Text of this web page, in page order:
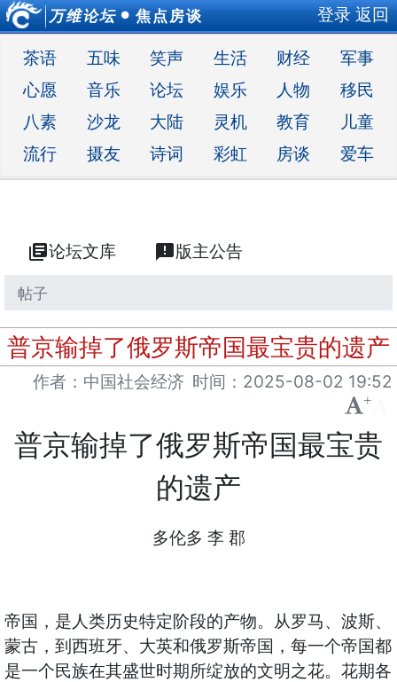
万维论坛 ● 焦点房谈 登录 返回
茶语 五味 笑声 生活 财经
军事
心愿
音乐 论坛 娱乐 人物
移民
八素
沙龙 大陆 灵机 教育
儿童
流行
摄友 诗词 彩虹 房谈 爱车
library_books论坛文库 announcement版主公告
帖子
普京输掉了俄罗斯帝国最宝贵的遗产
作者：中国社会经济 时间： 2025-08-02 19:52
+
普京输掉了俄罗斯帝国最宝贵
的遗产
多伦多 李 郡
帝国，是人类历史特定阶段的产物。从罗马、波斯、
蒙古，到西班牙、大英和俄罗斯帝国，每一个帝国都
是一个民族在其盛世时期所绽放的文明之花。花期各